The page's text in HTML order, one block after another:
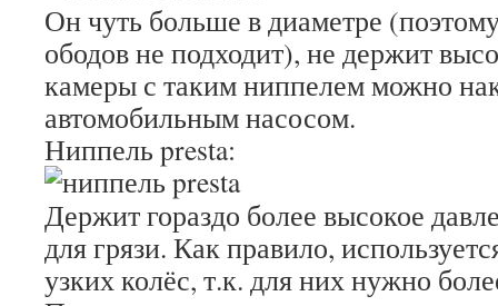
Он чуть больше в диаметре
ободов не подходит), не держит
камеры с таким ниппелем можно
автомобильным насосом.
Ниппель presta:
Держит гораздо более высокое
для грязи. Как правило,
узких колёс, т.к. для них нужно